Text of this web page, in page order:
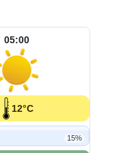
05:00
12°C
15%